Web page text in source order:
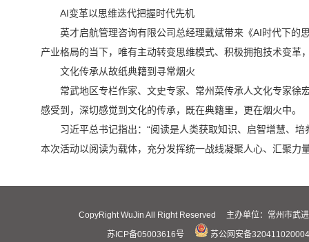
AI变革以思维迭代把握时代先机
英才启航管理咨询有限公司总经理戴斌带来《AI时代下的
产业格局的当下，唯有主动转变思维模式、积极拥抱技术变
文化传承从故纸典籍到寻常烟火
常武地区专栏作家、文史专家、常州菜传承人文化专家
感受到，深切感觉到文化的传承，既在典籍里，更在烟火中。
习近平总书记指出：“阅读是人类获取知识、启智增慧、
本次活动以阅读为载体，充分发挥统一战线凝聚人心、汇聚力
CopyRight WuJin All Right Reserved 主办单位：常州市
苏ICP备05003616号
苏公网安备